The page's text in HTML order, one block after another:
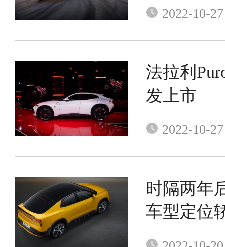
2022-10-27
法拉利
发上市
2022-10-27
时隔两年
车型定位